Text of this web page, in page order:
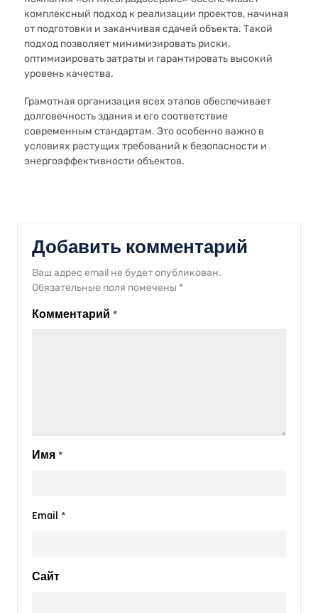
комплексный подход к реализации проектов, начиная
от подготовки и заканчивая сдачей объекта. Такой
подход позволяет минимизировать риски,
оптимизировать затраты и гарантировать высокий
уровень качества.
Грамотная организация всех этапов обеспечивает
долговечность здания и его соответствие
современным стандартам. Это особенно важно в
условиях растущих требований к безопасности и
энергоэффективности объектов.
Добавить комментарий
Ваш адрес email не будет опубликован.
Обязательные поля помечены *
Комментарий *
Имя *
Email *
Сайт